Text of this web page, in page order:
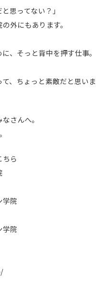
思ってない？」
外にもあります。
、そっと背中を押す仕事
、ちょっと素敵だと思い
さんへ。
ら
学院
学院